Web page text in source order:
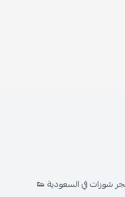
شوزات في السعودية 👟